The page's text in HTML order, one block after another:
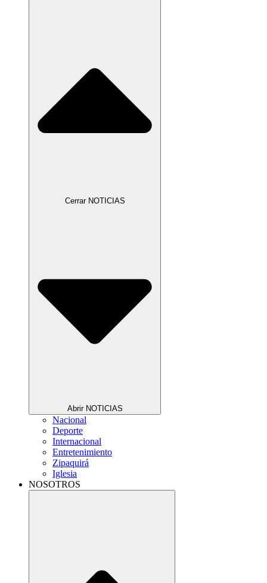
Cerrar NOTICIAS
Abrir NOTICIAS
Nacional
Deporte
Internacional
Entretenimiento
Zipaquirá
Iglesia
NOSOTROS